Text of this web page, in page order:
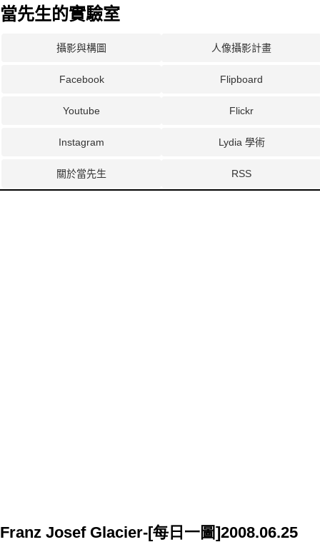
當先生的實驗室
攝影與構圖 人像攝影計畫
Facebook Flipboard
Youtube Flickr
Instagram Lydia 學術
關於當先生 RSS
Franz Josef Glacier-[每日一圖]2008.06.25